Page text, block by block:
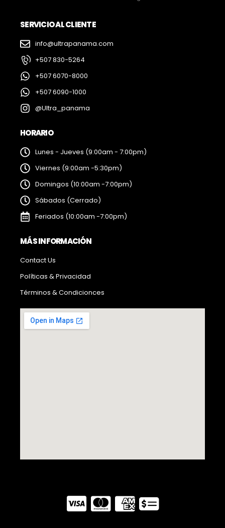
SERVICIO AL CLIENTE
info@ultrapanama.com
+507 830-5264
+507 6070-8000
+507 6090-1000
@Ultra_panama
HORARIO
Lunes - Jueves (9:00am - 7:00pm)
Viernes (9:00am -5:30pm)
Domingos (10:00am -7:00pm)
Sábados (Cerrado)
Feriados (10:00am -7:00pm)
MÁS INFORMACIÓN
Contact Us
Políticas & Privacidad
Términos & Condicionces